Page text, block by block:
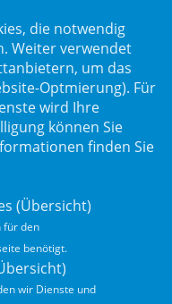
die notwendig
Weiter verwendet
um das
Optmierung). Für
wird Ihre
können Sie
finden Sie
(Übersicht)
für den
benötigt.
)
wir Dienste und